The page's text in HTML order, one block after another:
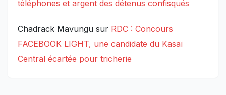
téléphones et argent des détenus confisqués
Chadrack Mavungu sur RDC : Concours
FACEBOOK LIGHT, une candidate du Kasaï
Central écartée pour tricherie